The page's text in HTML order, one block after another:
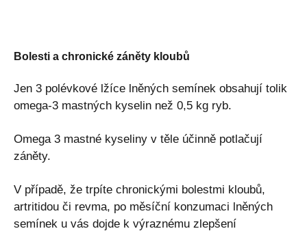
Bolesti a chronické záněty kloubů
Jen 3 polévkové lžíce lněných semínek obsahují tolik
omega-3 mastných kyselin než 0,5 kg ryb.
Omega 3 mastné kyseliny v těle účinně potlačují
záněty.
V případě, že trpíte chronickými bolestmi kloubů,
artritidou či revma, po měsíční konzumaci lněných
semínek u vás dojde k výraznému zlepšení